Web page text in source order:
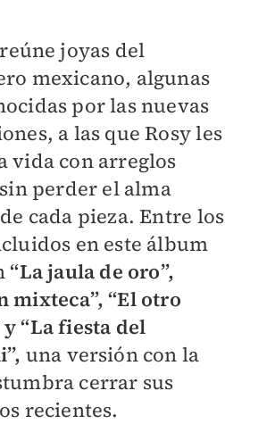
joyas del
mexicano, algunas
por las nuevas
a las que Rosy les
vida con arreglos
perder el alma
cada pieza. Entre los
en este álbum
“La jaula de oro”,
mixteca”, “El otro
“La fiesta del
una versión con la
cerrar sus
recientes.